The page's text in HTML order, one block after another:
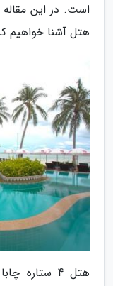
است. در این
هتل آشنا خواهیم